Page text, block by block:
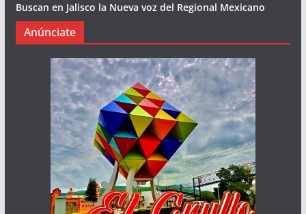
Buscan en Jalisco la Nueva voz del Regional Mexicano
Anúnciate